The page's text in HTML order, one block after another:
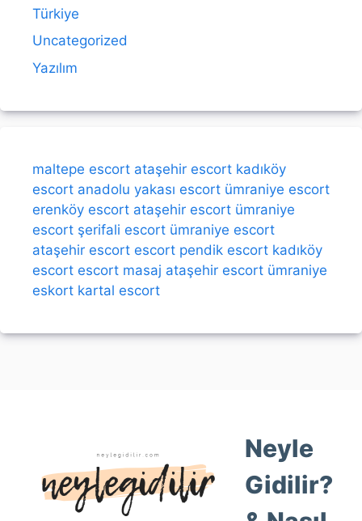
Türkiye
Uncategorized
Yazılım
maltepe escort ataşehir escort kadıköy
escort anadolu yakası escort ümraniye escort
erenköy escort ataşehir escort ümraniye
escort şerifali escort ümraniye escort
ataşehir escort escort pendik escort kadıköy
escort escort masaj ataşehir escort ümraniye
eskort kartal escort
Neyle
Gidilir?